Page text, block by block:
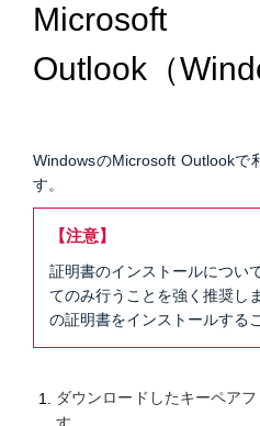
Microsoft
Outlook（
WindowsのMicrosoft Outlookで
す。
【注意】
証明書のインストールについ
てのみ行うことを強く推奨し
の証明書をインストールする
ダウンロードしたキーペア